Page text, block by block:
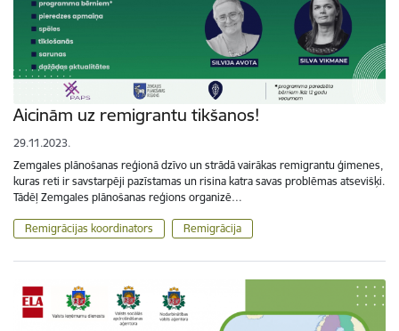
Aicinām uz remigrantu tikšanos!
29.11.2023.
Zemgales plānošanas reģionā dzīvo un strādā vairākas remigrantu ģimenes,
kuras reti ir savstarpēji pazīstamas un risina katra savas problēmas atsevišķi.
Tādēļ Zemgales plānošanas reģions organizē…
Remigrācijas koordinators Remigrācija